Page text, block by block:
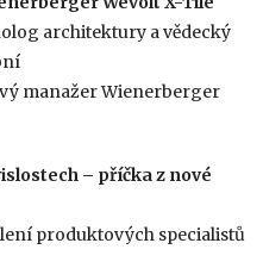
architektury a vědecký
manažer Wienerberger
– příčka z nové
produktových specialistů